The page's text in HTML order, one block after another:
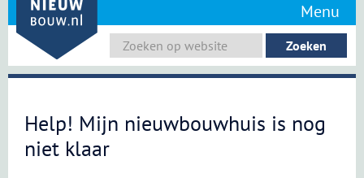
Menu
Help! Mijn nieuwbouwhuis is nog
niet klaar